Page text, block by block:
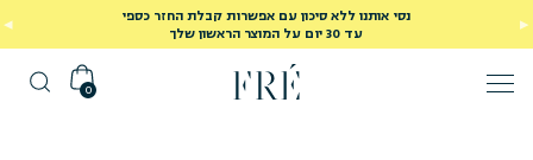
נסי אותנו ללא סיכון עם אפשרות קבלת החזר כספי
עד 30 יום על המוצר הראשון שלך
0